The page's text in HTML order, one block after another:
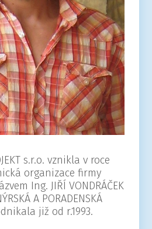
s.r.o. vznikla v roce
organizace firmy
Ing. JIŘÍ VONDRÁČEK
A PORADENSKÁ
již od r.1993.